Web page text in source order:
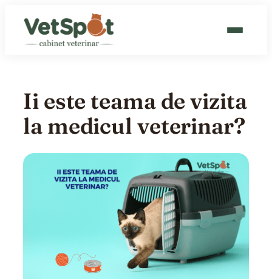
conținut
GROOMING
CAT HOTEL
BLOG
CONTACT
Ii este teama de vizita
la medicul veterinar?